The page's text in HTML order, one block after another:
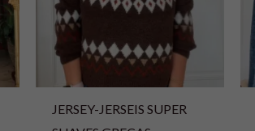
JERSEY-JERSEIS SUPER